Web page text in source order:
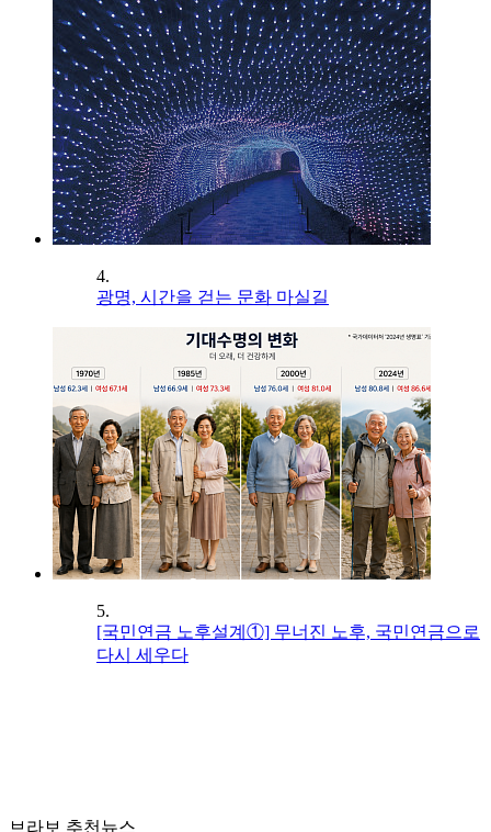
4.
광명, 시간을 걷는 문화 마실길
5.
[국민연금 노후설계①] 무너진 노후, 국민연금으로
다시 세우다
브라보 추천뉴스